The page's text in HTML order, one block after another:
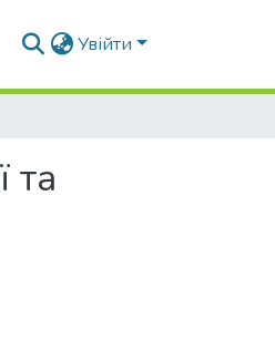
Увійти
та